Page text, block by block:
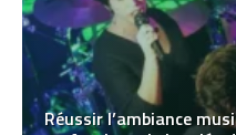
Réussir l’ambiance